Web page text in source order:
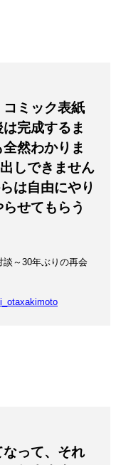
ミック表紙
完成するま
然わかりま
しできません
は自由にやり
せてもらう
～30年ぶりの再会
って、それ